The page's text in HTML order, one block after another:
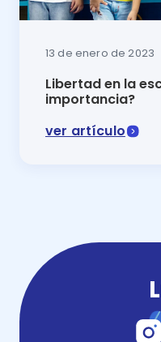
13 de enero de 2023
Libertad en la
importancia?
ver artículo